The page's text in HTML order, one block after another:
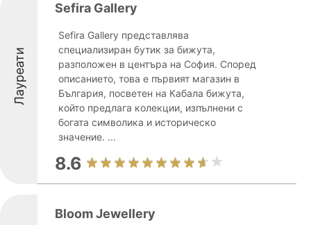
Лауреати
Sefira Gallery
Sefira Gallery представлява
специализиран бутик за бижута,
разположен в центъра на София. Според
описанието, това е първият магазин в
България, посветен на Кабала бижута,
който предлага колекции, изпълнени с
богата символика и историческо
значение. ...
8.6
Bloom Jewellery